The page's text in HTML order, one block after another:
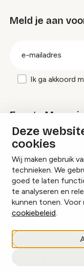
Deze
cookies
Wij maken gebruik
technieken. We
goed te laten
te analyseren en
kunnen tonen. Voor
cookiebeleid.
Meld je aan
Ik ga akkoord
Events
Ik ontvang
InstagramFacebook
Cookies beheren
Privacy policy
copyright © 2026